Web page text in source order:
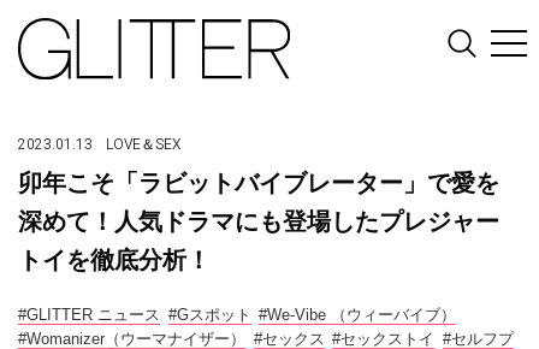
2023.01.13 LOVE＆SEX
卯年こそ「ラビットバイブレーター」で愛を
深めて！人気ドラマにも登場したプレジャー
トイを徹底分析！
#GLITTER ニュース #Gスポット #We-Vibe （ウィーバイブ）
#Womanizer（ウーマナイザー）
#セックス #セックストイ #セルフプ